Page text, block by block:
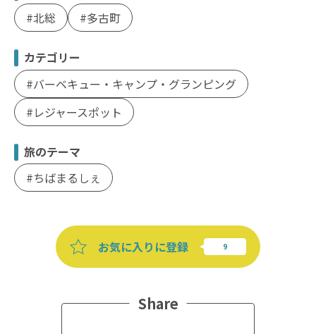
北総
多古町
カテゴリー
バーベキュー・キャンプ・グランピング
レジャースポット
旅のテーマ
ちばまるしぇ
お気に入りに登録
Share